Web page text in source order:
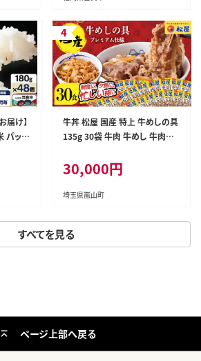
すべてを見る
届け】
パック
食 備
[定
害
ローリ
料不使
牛丼 松屋 国産 特上 牛めしの具
135g 30袋 牛肉 牛めし 牛肉切
凍 時短 簡単 便利 惣菜 夕食 レ
ンチン おかず お取り寄せ グルメ
埼玉県 嵐山町 送料無料 冷凍食
30,000円
埼玉県嵐山町
ページ上部へ戻る